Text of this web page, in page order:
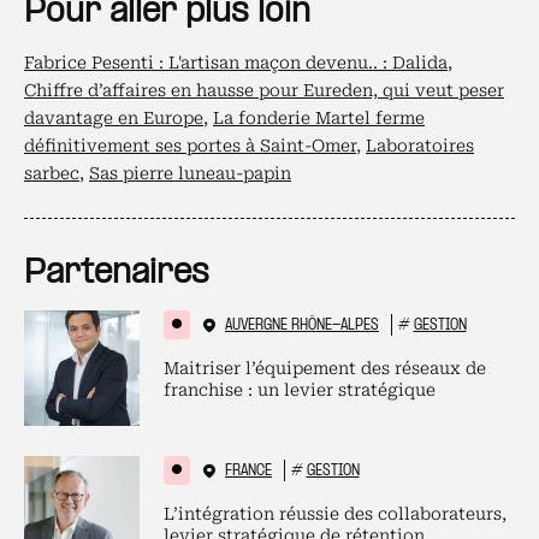
Pour aller plus loin
Fabrice Pesenti : L'artisan maçon devenu.. : Dalida,
Chiffre d’affaires en hausse pour Eureden, qui veut peser
davantage en Europe, La fonderie Martel ferme
définitivement ses portes à Saint-Omer, Laboratoires
sarbec, Sas pierre luneau-papin
Partenaires
AUVERGNE RHÔNE-ALPES # GESTION
Maitriser l’équipement des réseaux de
franchise : un levier stratégique
FRANCE # GESTION
L’intégration réussie des collaborateurs,